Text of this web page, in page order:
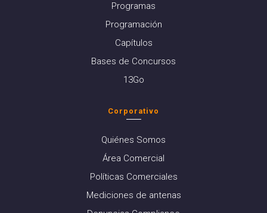
Programas
Programación
Capítulos
Bases de Concursos
13Go
Corporativo
Quiénes Somos
Área Comercial
Políticas Comerciales
Mediciones de antenas